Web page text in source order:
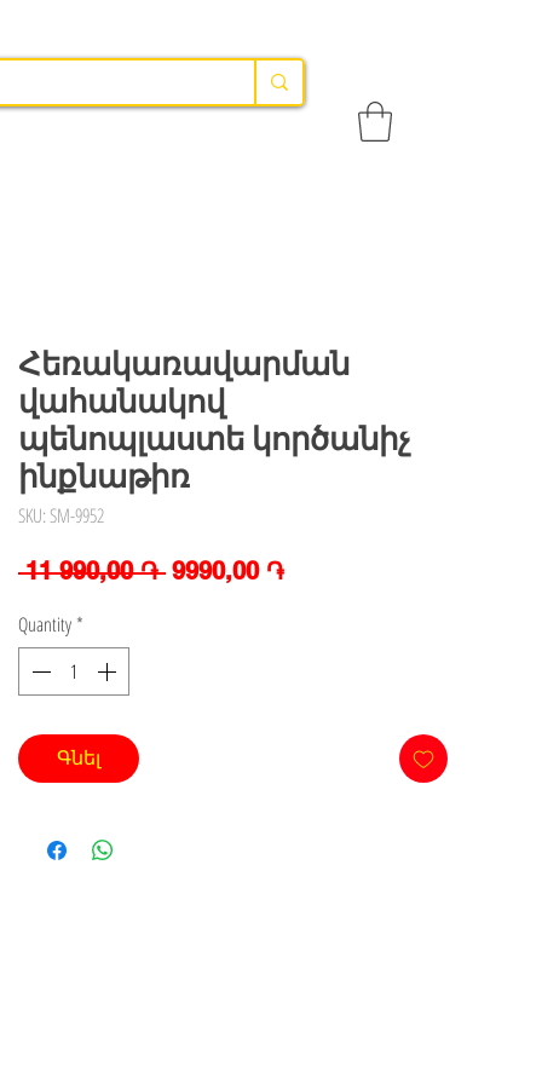
Հեռակառավարման
վահանակով
պենոպլաստե կործանիչ
ինքնաթիռ
SKU: SM-9952
11 990,00 ֏ Regular
9990,00 ֏Sale
Quantity *
Գնել